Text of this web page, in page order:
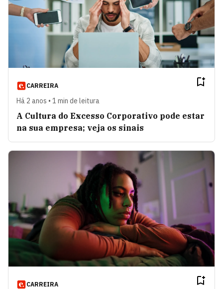
CARREIRA
Há 2 anos • 1 min de leitura
A Cultura do Excesso Corporativo pode estar
na sua empresa; veja os sinais
CARREIRA